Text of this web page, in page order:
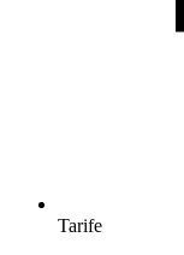
Tarife